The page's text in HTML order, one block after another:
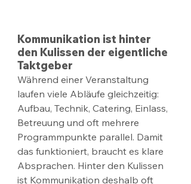
Kommunikation ist hinter
den Kulissen der eigentliche
Taktgeber
Während einer Veranstaltung
laufen viele Abläufe gleichzeitig:
Aufbau, Technik, Catering, Einlass,
Betreuung und oft mehrere
Programmpunkte parallel. Damit
das funktioniert, braucht es klare
Absprachen. Hinter den Kulissen
ist Kommunikation deshalb oft